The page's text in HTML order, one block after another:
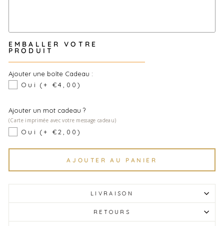
EMBALLER VOTRE
PRODUIT
Ajouter une boîte Cadeau :
Oui
(+ €4,00)
Ajouter un mot cadeau ?
(Carte imprimée avec votre message cadeau)
Oui (+ €2,00)
AJOUTER AU PANIER
LIVRAISON
RETOURS